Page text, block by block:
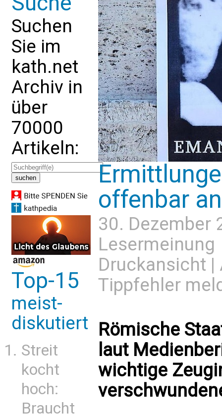
Suchen
Sie im
kath.net
Archiv in
über
70000
Artikeln:
Top-15
meist-
diskutiert
Streit
kocht
hoch:
Braucht
offenbar
30. Dezember
Lesermeinung
Druckansicht |
Tippfehler
Römische
laut
wichtige